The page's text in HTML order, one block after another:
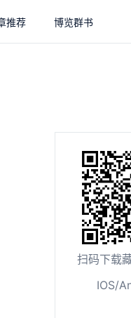
推荐 博览群书
扫码下载
IOS/